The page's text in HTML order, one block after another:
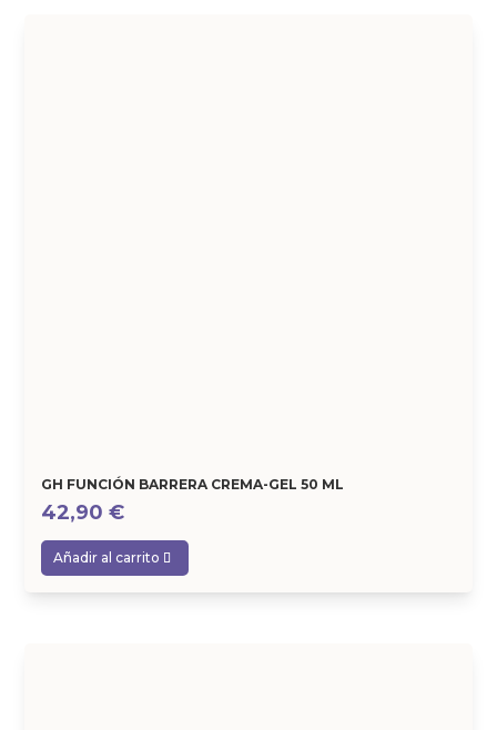
GH FUNCIÓN BARRERA CREMA-GEL 50 ML
42,90€
Añadir al carrito